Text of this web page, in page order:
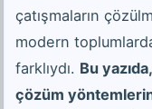
çatışmaların
modern
farklıydı. Bu
çözüm